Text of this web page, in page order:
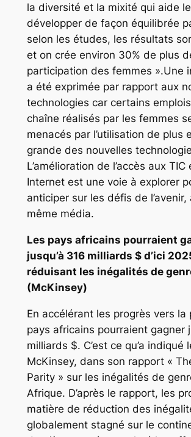
la diversité et la mixité qui aide
développer de façon équilibrée
selon les études, les résultats
et on crée environ 30% de plus
participation des femmes ».Une
a été exprimée par rapport aux
technologies car certains
chaîne réalisés par les femmes
menacés par l’utilisation de plus
grande des nouvelles
L’amélioration de l’accès aux TIC
Internet est une voie à explorer
anticiper sur les défis de l’avenir,
même média.
Les pays africains pourraient
jusqu’à 316 milliards $ d’ici
réduisant les inégalités de
(McKinsey)
En accélérant les progrès vers la
pays africains pourraient gagner
milliards $. C’est ce qu’a indiqué
McKinsey, dans son rapport «
Parity » sur les inégalités de
Afrique. D’après le rapport, les
matière de réduction des
globalement stagné sur le